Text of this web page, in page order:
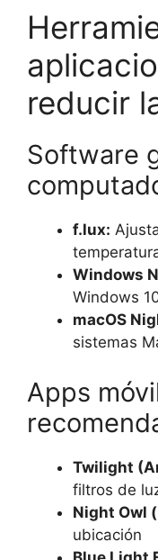
reducir
Software
f.lux:
Windows
Windows
macOS
sistemas
Apps
Twilight
filtros de
Night Owl
ubicación